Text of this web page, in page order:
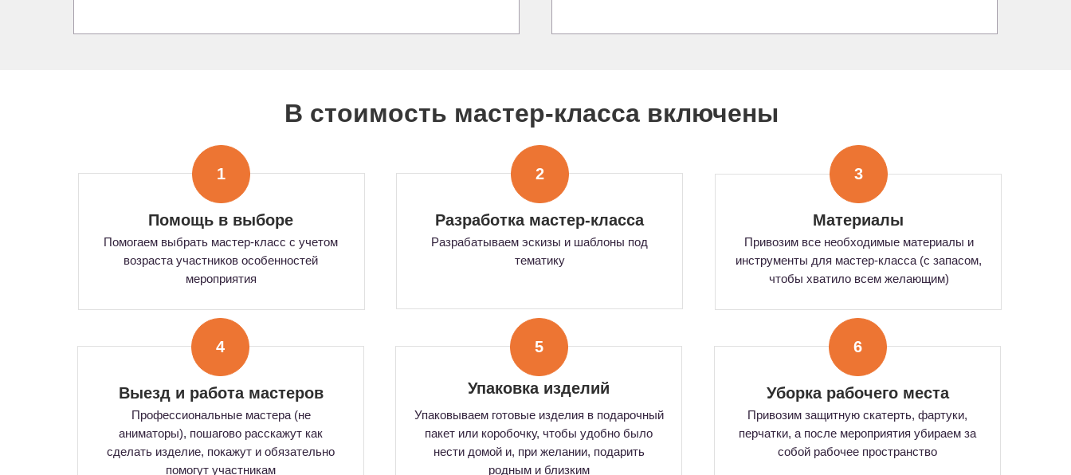
Помощь в выборе
В стоимость мастер-класса включены
Помогаем выбрать мастер-класс с учетом
возраста участников особенностей
мероприятия
1
Разработка мастер-класса
Разрабатываем эскизы и шаблоны под
тематику
2
Материалы
Привозим все необходимые материалы и
инструменты для мастер-класса (с запасом,
чтобы хватило всем желающим)
3
Выезд и работа мастеров
Профессиональные мастера (не
аниматоры), пошагово расскажут как
сделать изделие, покажут и обязательно
помогут участникам
4
Упаковка изделий
Упаковываем готовые изделия в подарочный
пакет или коробочку, чтобы удобно было
нести домой и, при желании, подарить
родным и близким
5
Уборка рабочего места
Привозим защитную скатерть, фартуки,
перчатки, а после мероприятия убираем за
собой рабочее пространство
6